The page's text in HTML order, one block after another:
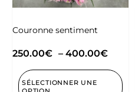
Couronne sentiment
250.00€ – 400.00€
SÉLECTIONNER UNE